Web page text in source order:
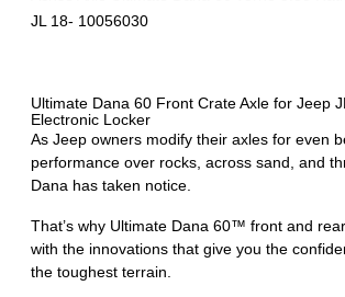
JL 18- 10056030
Ultimate Dana 60 Front Crate Axle for Jeep
Electronic Locker
As Jeep owners modify their axles for even
performance over rocks, across sand, and
Dana has taken notice.
That’s why Ultimate Dana 60™ front and
with the innovations that give you the
the toughest terrain.